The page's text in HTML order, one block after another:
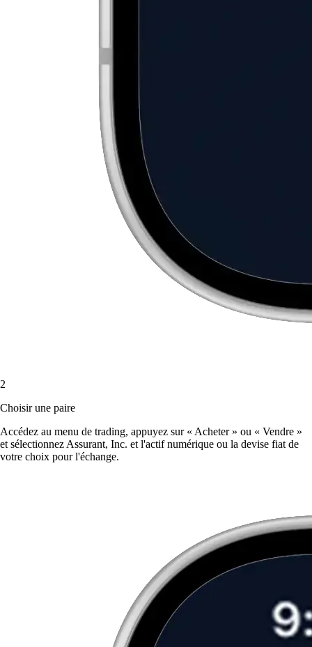
2
Choisir une paire
Accédez au menu de trading, appuyez sur « Acheter » ou « Vendre »
et sélectionnez Assurant, Inc. et l'actif numérique ou la devise fiat de
votre choix pour l'échange.